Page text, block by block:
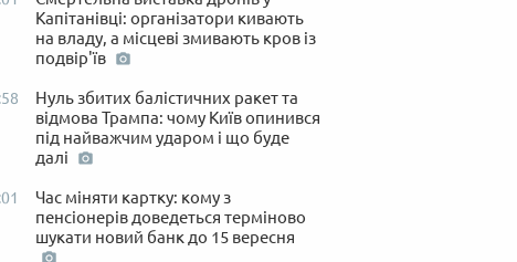
Капітанівці: організатори кивають
на владу, а місцеві змивають кров із
подвір'їв
Нуль збитих балістичних ракет та
відмова Трампа: чому Київ опинився
під найважчим ударом і що буде
далі
Час міняти картку: кому з
пенсіонерів доведеться терміново
шукати новий банк до 15 вересня